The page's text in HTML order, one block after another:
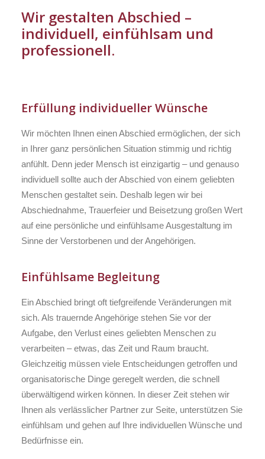
Wir gestalten Abschied –
individuell, einfühlsam und
professionell.
Erfüllung individueller Wünsche
Wir möchten Ihnen einen Abschied ermöglichen, der sich
in Ihrer ganz persönlichen Situation stimmig und richtig
anfühlt. Denn jeder Mensch ist einzigartig – und genauso
individuell sollte auch der Abschied von einem geliebten
Menschen gestaltet sein. Deshalb legen wir bei
Abschiednahme, Trauerfeier und Beisetzung großen Wert
auf eine persönliche und einfühlsame Ausgestaltung im
Sinne der Verstorbenen und der Angehörigen.
Einfühlsame Begleitung
Ein Abschied bringt oft tiefgreifende Veränderungen mit
sich. Als trauernde Angehörige stehen Sie vor der
Aufgabe, den Verlust eines geliebten Menschen zu
verarbeiten – etwas, das Zeit und Raum braucht.
Gleichzeitig müssen viele Entscheidungen getroffen und
organisatorische Dinge geregelt werden, die schnell
überwältigend wirken können. In dieser Zeit stehen wir
Ihnen als verlässlicher Partner zur Seite, unterstützen Sie
einfühlsam und gehen auf Ihre individuellen Wünsche und
Bedürfnisse ein.